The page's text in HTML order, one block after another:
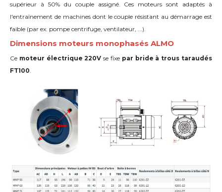
supérieur à 50% du couple assigné. Ces moteurs sont adaptés à
l'entraînement de machines dont le couple résistant au démarrage est
faible (par ex. pompe centrifuge, ventilateur, ...).
Dimensions moteurs monophasés ALMO
Ce moteur électrique 220V se fixe par bride à trous taraudés
FT100.